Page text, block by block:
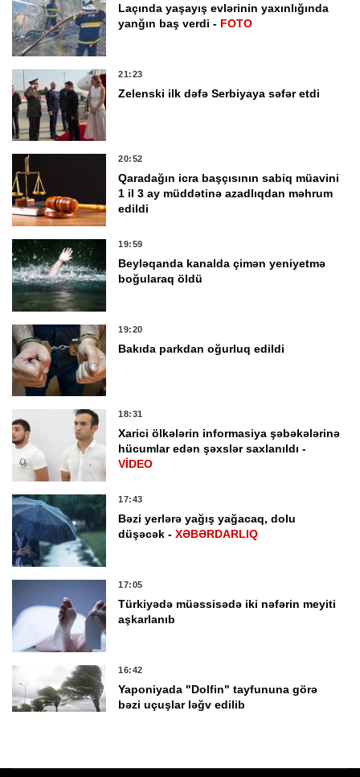
Laçında yaşayış evlərinin yaxınlığında
yanğın baş verdi - FOTO
21:23
Zelenski ilk dəfə Serbiyaya səfər etdi
20:52
Qaradağın icra başçısının sabiq müavini
1 il 3 ay müddətinə azadlıqdan məhrum
edildi
19:59
Beyləqanda kanalda çimən yeniyetmə
boğularaq öldü
19:20
Bakıda parkdan oğurluq edildi
18:31
Xarici ölkələrin informasiya şəbəkələrinə
hücumlar edən şəxslər saxlanıldı -
VİDEO
17:43
Bəzi yerlərə yağış yağacaq, dolu
düşəcək -XƏBƏRDARLIQ
17:05
Türkiyədə müəssisədə iki nəfərin meyiti
aşkarlanıb
16:42
Yaponiyada "Dolfin" tayfununa görə
bəzi uçuşlar ləğv edilib